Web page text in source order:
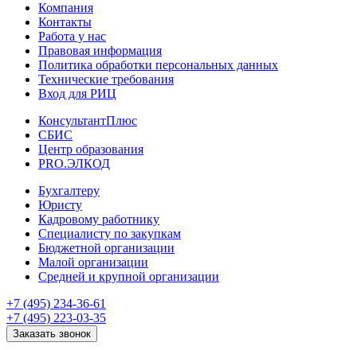
Компания
Контакты
Работа у нас
Правовая информация
Политика обработки персональных данных
Технические требования
Вход для РИЦ
КонсультантПлюс
СБИС
Центр образования
PRO.ЭЛКОД
Бухгалтеру
Юристу
Кадровому работнику
Специалисту по закупкам
Бюджетной организации
Малой организации
Средней и крупной организации
+7 (495) 234-36-61
+7 (495) 223-03-35
Заказать звонок